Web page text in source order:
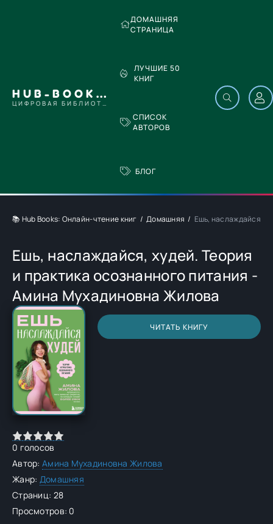
HUB-BOOKS.COM
ЦИФРОВАЯ БИБЛИОТЕКА
ДОМАШНЯЯ
СТРАНИЦА
ЛУЧШИЕ 50
КНИГ
СПИСОК
АВТОРОВ
БЛОГ
📚 Hub Books: Онлайн-чтение книг Домашняя Ешь, наслаждайся,
Ешь, наслаждайся, худей. Теория
и практика осознанного питания -
Амина Мухадиновна Жилова
ЧИТАТЬ КНИГУ
0 голосов
Автор: Амина Мухадиновна Жилова
Жанр: Домашняя
Страниц: 28
Просмотров: 0